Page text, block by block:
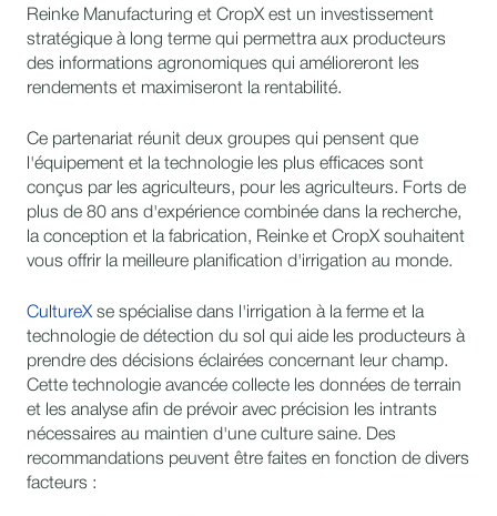
Reinke Manufacturing et CropX est un investissement
stratégique à long terme qui permettra aux producteurs
des informations agronomiques qui amélioreront les
rendements et maximiseront la rentabilité.
Ce partenariat réunit deux groupes qui pensent que
l'équipement et la technologie les plus efficaces sont
conçus par les agriculteurs, pour les agriculteurs. Forts de
plus de 80 ans d'expérience combinée dans la recherche,
la conception et la fabrication, Reinke et CropX souhaitent
vous offrir la meilleure planification d'irrigation au monde.
CultureX se spécialise dans l'irrigation à la ferme et la
technologie de détection du sol qui aide les producteurs à
prendre des décisions éclairées concernant leur champ.
Cette technologie avancée collecte les données de terrain
et les analyse afin de prévoir avec précision les intrants
nécessaires au maintien d'une culture saine. Des
recommandations peuvent être faites en fonction de divers
facteurs :